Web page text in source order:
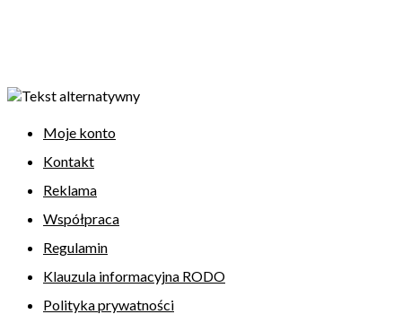
Moje konto
Kontakt
Reklama
Współpraca
Regulamin
Klauzula informacyjna RODO
Polityka prywatności